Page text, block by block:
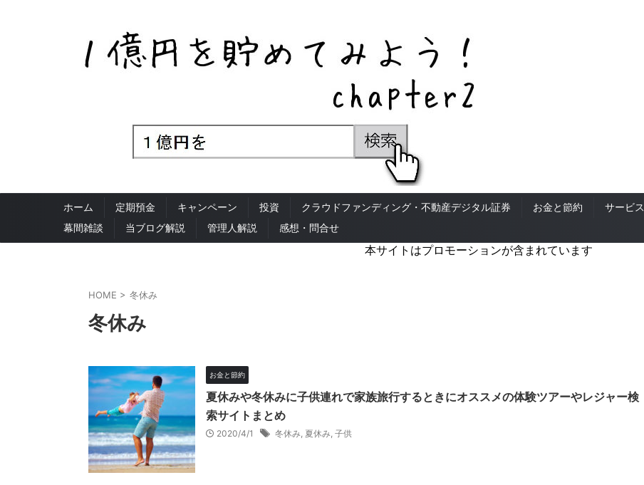
ホーム 定期預金 キャンペーン 投資 クラウドファンディング・不動産デジタル証券 お金と節約 サービス
幕間雑談
当ブログ解説 管理人解説 感想・問合せ
本サイトはプロモーションが含まれています
HOME > 冬休み
冬休み
お金と節約
夏休みや冬休みに子供連れで家族旅行するときにオススメの体験ツアーやレジャー検
索サイトまとめ
2020/4/1 冬休み, 夏休み, 子供